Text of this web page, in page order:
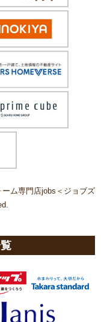
ム専門店jobs＜ジョブズ